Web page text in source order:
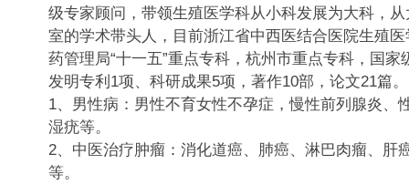
级专家顾问，带领生殖医学科从小科发展为大科，
室的学术带头人，目前浙江省中西医结合医院生殖
药管理局“十一五”重点专科，杭州市重点专科，国
发明专利1项、科研成果5项，著作10部，论文21篇
1、男性病：男性不育女性不孕症，慢性前列腺炎、
湿疣等。
2、中医治疗肿瘤：消化道癌、肺癌、淋巴肉瘤、肝
等。